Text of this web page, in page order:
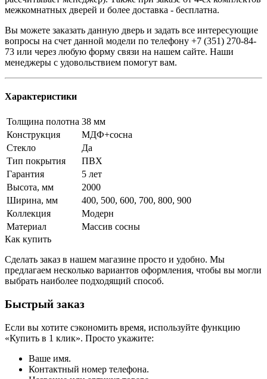
межкомнатных дверей и более доставка - бесплатна.
Вы можете заказать данную дверь и задать все интересующие
вопросы на счет данной модели по телефону +7 (351) 270-84-
73 или через любую форму связи на нашем сайте. Наши
менеджеры с удовольствием помогут вам.
Характеристики
Толщина полотна 38 мм
Конструкция
МДФ+сосна
Стекло
Да
Тип покрытия
ПВХ
Гарантия
5 лет
Высота, мм
2000
Ширина, мм
400, 500, 600, 700, 800, 900
Коллекция
Модерн
Материал
Массив сосны
Как купить
Сделать заказ в нашем магазине просто и удобно. Мы
предлагаем несколько вариантов оформления, чтобы вы могли
выбрать наиболее подходящий способ.
Быстрый заказ
Если вы хотите сэкономить время, используйте функцию
«Купить в 1 клик». Просто укажите:
Ваше имя.
Контактный номер телефона.